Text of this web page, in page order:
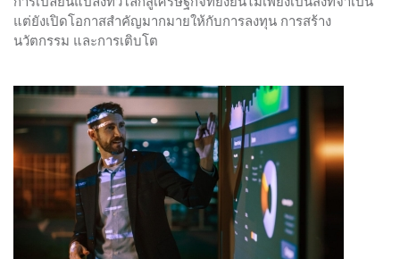
แต่ยังเปิดโอกาสสำคัญมากมายให้กับการลงทุน การสร้าง
นวัตกรรม และการเติบโต